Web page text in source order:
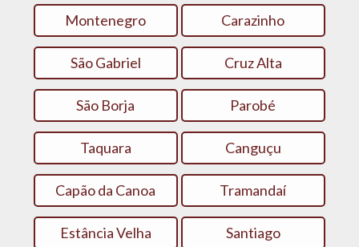
Montenegro Carazinho
São Gabriel Cruz Alta
São Borja Parobé
Taquara Canguçu
Capão da Canoa Tramandaí
Estância Velha Santiago